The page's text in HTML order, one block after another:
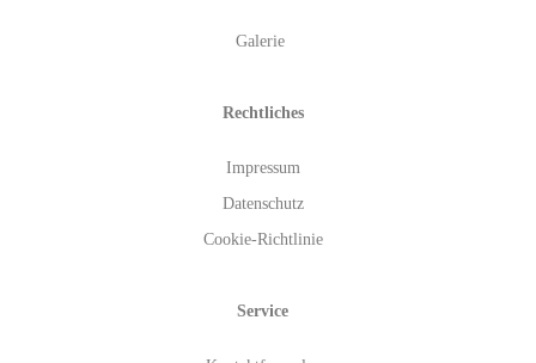
Galerie
Rechtliches
Impressum
Datenschutz
Cookie-Richtlinie
Service